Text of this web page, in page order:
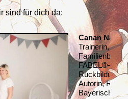
sind für dich da:
Canan Nagl:
Trainerin,
FABEL®-
Autorin,
Bayerischen